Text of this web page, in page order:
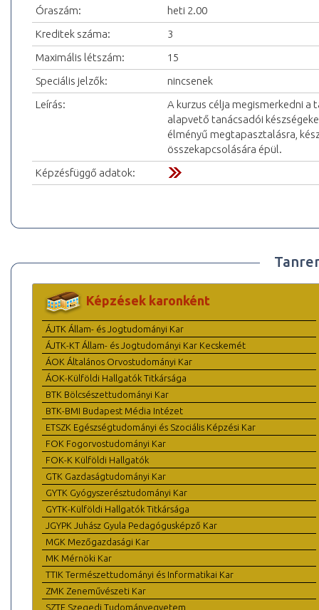
Óraszám:
heti 2.00
Kreditek száma:
3
Maximális létszám:
15
Speciális jelzők:
nincsenek
Leírás:
A kurzus célja megismerkedni
alapvető tanácsadói
élményű megtapasztalásra,
összekapcsolására épül.
Képzésfüggő adatok:
Képzések karonként
ÁJTK Állam- és Jogtudományi Kar
ÁJTK-KT Állam- és Jogtudományi Kar Kecskemét
ÁOK Általános Orvostudományi Kar
ÁOK-Külföldi Hallgatók Titkársága
BTK Bölcsészettudományi Kar
BTK-BMI Budapest Média Intézet
ETSZK Egészségtudományi és Szociális Képzési Kar
FOK Fogorvostudományi Kar
FOK-K Külföldi Hallgatók
GTK Gazdaságtudományi Kar
GYTK Gyógyszerésztudományi Kar
GYTK-Külföldi Hallgatók Titkársága
JGYPK Juhász Gyula Pedagógusképző Kar
MGK Mezőgazdasági Kar
MK Mérnöki Kar
TTIK Természettudományi és Informatikai Kar
ZMK Zeneművészeti Kar
SZTE Szegedi Tudományegyetem